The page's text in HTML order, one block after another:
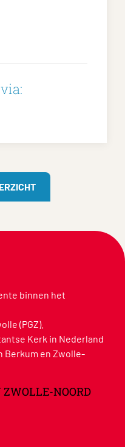
binnen het
(PGZ).
Kerk in Nederland
Berkum en Zwolle-
NOORD